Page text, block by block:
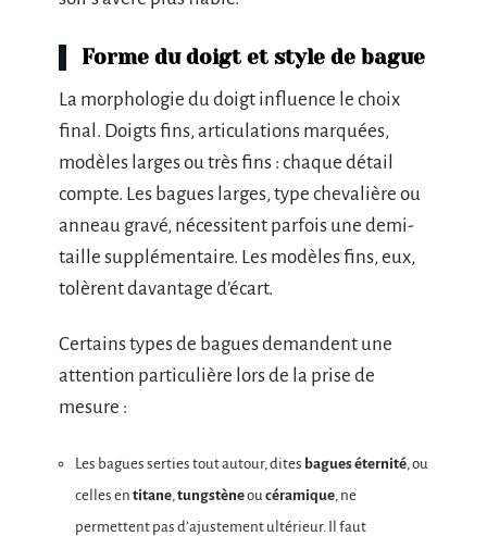
Forme du doigt et style de bague
La morphologie du doigt influence le choix
final. Doigts fins, articulations marquées,
modèles larges ou très fins : chaque détail
compte. Les bagues larges, type chevalière ou
anneau gravé, nécessitent parfois une demi-
taille supplémentaire. Les modèles fins, eux,
tolèrent davantage d’écart.
Certains types de bagues demandent une
attention particulière lors de la prise de
mesure :
Les bagues serties tout autour, dites bagues éternité, ou
celles en titane, tungstèneou céramique, ne
permettent pas d’ajustement ultérieur. Il faut